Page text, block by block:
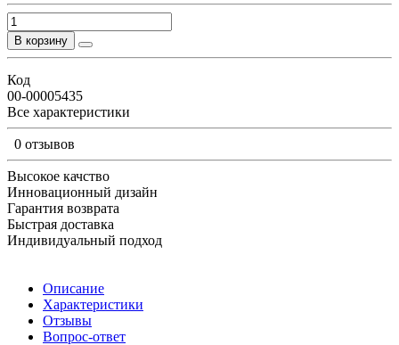
В корзину
Код
00-00005435
Все характеристики
0 отзывов
Высокое качство
Инновационный дизайн
Гарантия возврата
Быстрая доставка
Индивидуальный подход
Описание
Характеристики
Отзывы
Вопрос-ответ